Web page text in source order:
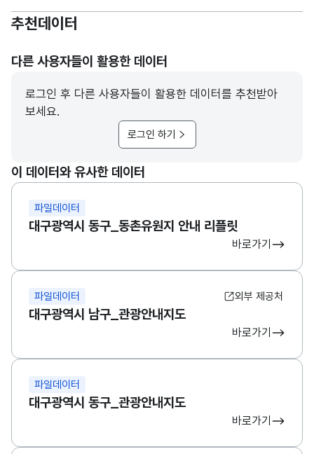
추천데이터
다른 사용자들이 활용한 데이터
로그인 후 다른 사용자들이 활용한 데이터를 추천받아
보세요.
로그인 하기
이 데이터와 유사한 데이터
파일데이터
대구광역시 동구_동촌유원지 안내 리플릿
바로가기
파일데이터 외부 제공처
대구광역시 남구_관광안내지도
바로가기
파일데이터
대구광역시 동구_관광안내지도
바로가기